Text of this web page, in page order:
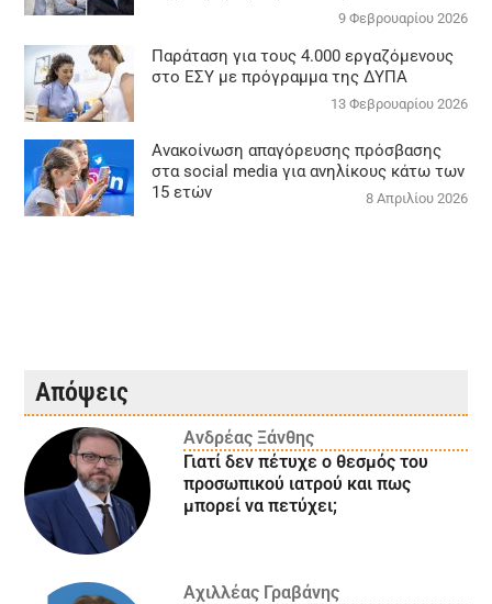
9 Φεβρουαρίου 2026
Παράταση για τους 4.000 εργαζόμενους
στο ΕΣΥ με πρόγραμμα της ΔΥΠΑ
13 Φεβρουαρίου 2026
Ανακοίνωση απαγόρευσης πρόσβασης
στα social media για ανηλίκους κάτω των
15 ετών
8 Απριλίου 2026
Απόψεις
Ανδρέας Ξάνθης
Γιατί δεν πέτυχε ο θεσμός του
προσωπικού ιατρού και πως
μπορεί να πετύχει;
Αχιλλέας Γραβάνης